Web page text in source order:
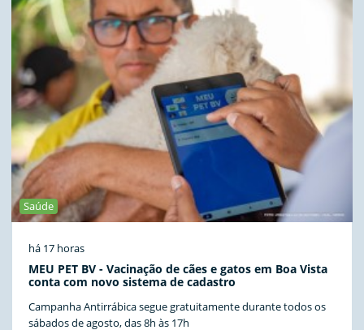
Saúde
há 17 horas
MEU PET BV - Vacinação de cães e gatos em Boa Vista
conta com novo sistema de cadastro
Campanha Antirrábica segue gratuitamente durante todos os
sábados de agosto, das 8h às 17h